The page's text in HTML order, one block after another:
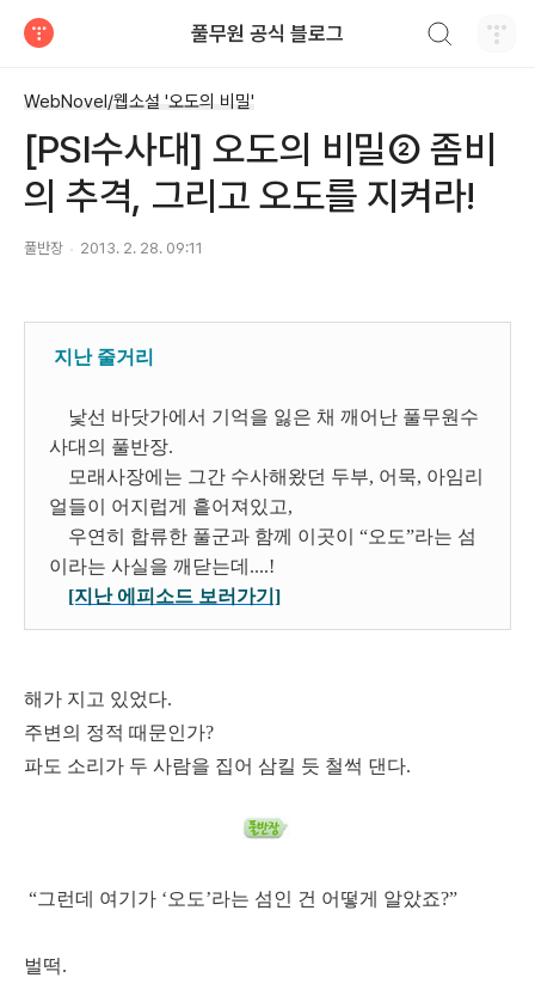
풀무원 공식 블로그
WebNovel/웹소설 '오도의 비밀'
[PSI수사대] 오도의 비밀② 좀비
의 추격, 그리고 오도를 지켜라!
풀반장 2013. 2. 28. 09:11
지난 줄거리
낯선 바닷가에서 기억을 잃은 채 깨어난 풀무원수
사대의 풀반장.
모래사장에는 그간 수사해왔던 두부, 어묵, 아임리
얼들이 어지럽게 흩어져있고,
우연히 합류한 풀군과 함께 이곳이 “오도”라는 섬
이라는 사실을 깨닫는데....!
[지난 에피소드 보러가기]
해가 지고 있었다.
주변의 정적 때문인가?
파도 소리가 두 사람을 집어 삼킬 듯 철썩 댄다.
“그런데 여기가 ‘오도’라는 섬인 건 어떻게 알았죠?”
벌떡.